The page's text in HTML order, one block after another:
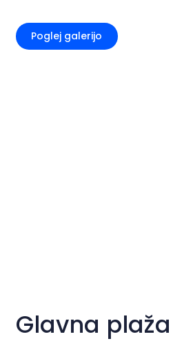
Poglej galerijo
Glavna plaža